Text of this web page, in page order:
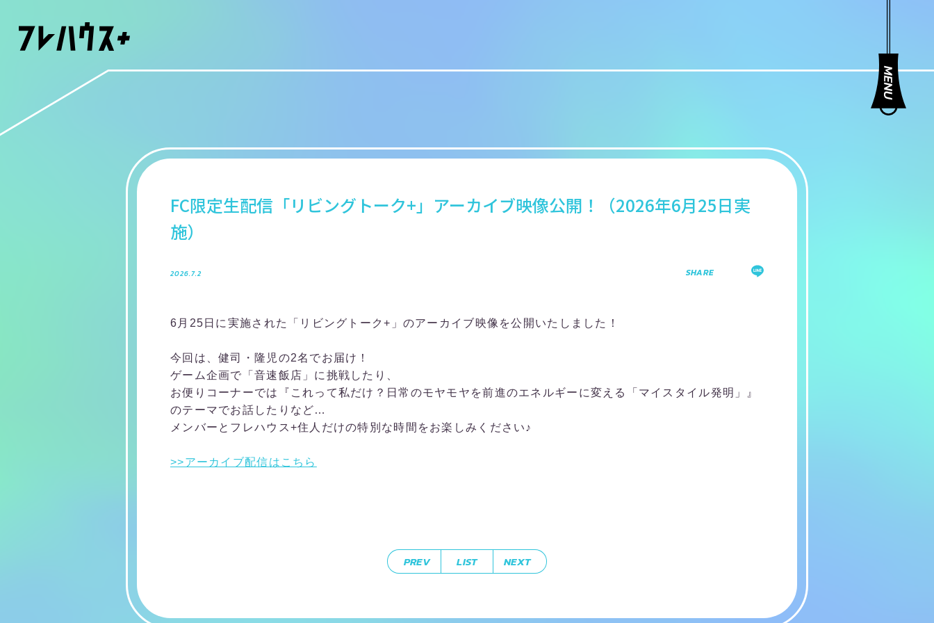
FC限定生配信「リビングトーク+」アーカイブ映像公開！（2026年6月25日実
施）
2026.7.2 SHARE
6月25日に実施された「リビングトーク+」のアーカイブ映像を公開いたしました！
今回は、健司・隆児の2名でお届け！
ゲーム企画で「音速飯店」に挑戦したり、
お便りコーナーでは『これって私だけ？日常のモヤモヤを前進のエネルギーに変える「マイスタイル発明」』
のテーマでお話したりなど…
メンバーとフレハウス+住人だけの特別な時間をお楽しみください♪
>>アーカイブ配信はこちら
PREV LIST NEXT